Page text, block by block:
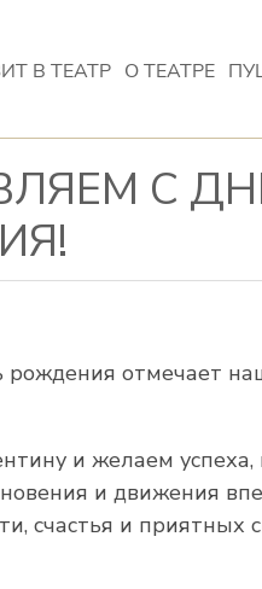
В ТЕАТР О ТЕАТРЕ
С
рождения отмечает
и желаем успеха,
и движения
счастья и приятных